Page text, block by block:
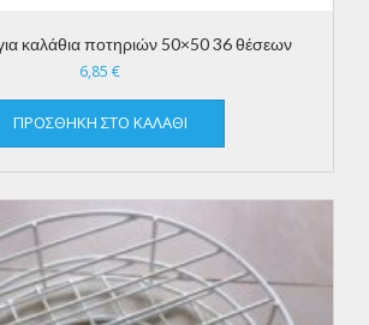
καλάθια ποτηριών 50×50 36 θέσεων
6,85 €
ΠΡΟΣΘΉΚΗ ΣΤΟ ΚΑΛΆΘΙ